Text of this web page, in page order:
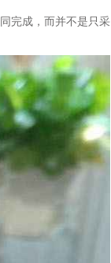
完成，而并不是只采